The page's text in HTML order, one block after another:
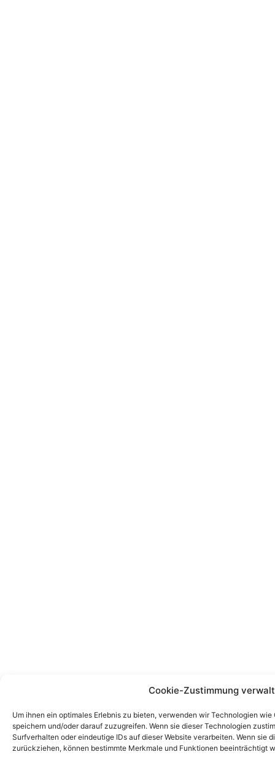
Cookie-Zustimmung
Um ihnen ein optimales Erlebnis zu bieten, verwenden wir Technologien
speichern und/oder darauf zuzugreifen. Wenn sie dieser Technologien
Surfverhalten oder eindeutige IDs auf dieser Website verarbeiten. Wenn sie
zurückziehen, können bestimmte Merkmale und Funktionen beeinträchtigt